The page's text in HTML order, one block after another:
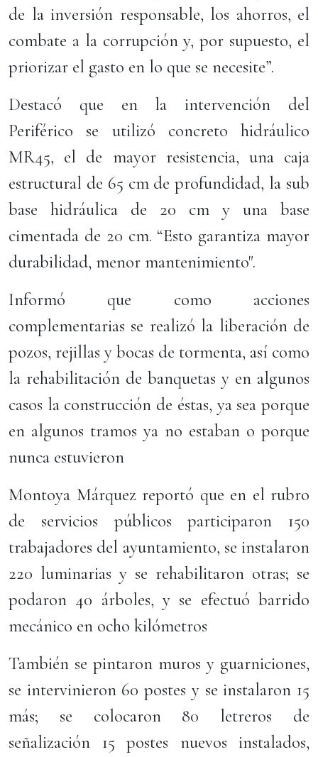
de la inversión responsable, los ahorros, el
combate a la corrupción y, por supuesto, el
priorizar el gasto en lo que se necesite”.
Destacó que en la intervención del
Periférico se utilizó concreto hidráulico
MR45, el de mayor resistencia, una caja
estructural de 65 cm de profundidad, la sub
base hidráulica de 20 cm y una base
cimentada de 20 cm. “Esto garantiza mayor
durabilidad, menor mantenimiento".
Informó que como acciones
complementarias se realizó la liberación de
pozos, rejillas y bocas de tormenta, así como
la rehabilitación de banquetas y en algunos
casos la construcción de éstas, ya sea porque
en algunos tramos ya no estaban o porque
nunca estuvieron
Montoya Márquez reportó que en el rubro
de servicios públicos participaron 150
trabajadores del ayuntamiento, se instalaron
220 luminarias y se rehabilitaron otras; se
podaron 40 árboles, y se efectuó barrido
mecánico en ocho kilómetros
También se pintaron muros y guarniciones,
se intervinieron 60 postes y se instalaron 15
más; se colocaron 80 letreros de
señalización 15 postes nuevos instalados,